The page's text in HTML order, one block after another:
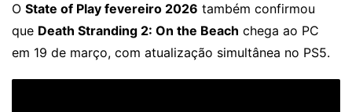
O State of Play fevereiro 2026 também confirmou
que Death Stranding 2: On the Beach chega ao PC
em 19 de março, com atualização simultânea no PS5.